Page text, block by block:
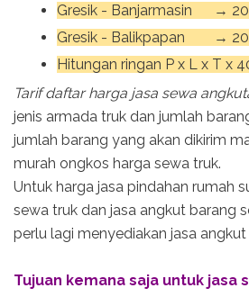
Gresik - Banjarmasin →
Gresik - Balikpapan →
Hitungan ringan P x L x T x
Tarif daftar harga jasa sewa
jenis armada truk dan jumlah
jumlah barang yang akan dikirim
murah ongkos harga sewa truk.
Untuk harga jasa pindahan rumah
sewa truk dan jasa angkut barang
perlu lagi menyediakan jasa
Tujuan kemana saja untuk jasa